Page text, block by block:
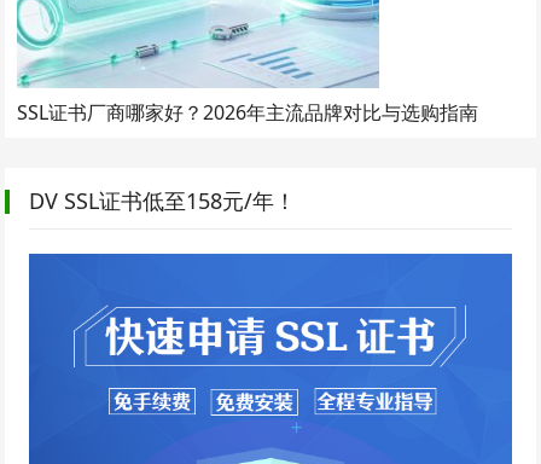
SSL证书厂商哪家好？2026年主流品牌对比与选购指南
DV SSL证书低至158元/年！